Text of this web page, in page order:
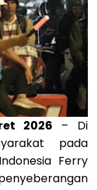
2026 – Di
pada
Ferry